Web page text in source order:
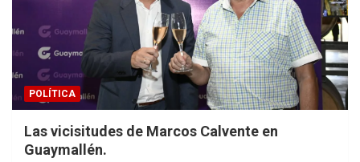
POLÍTICA
Las vicisitudes de Marcos Calvente en
Guaymallén.